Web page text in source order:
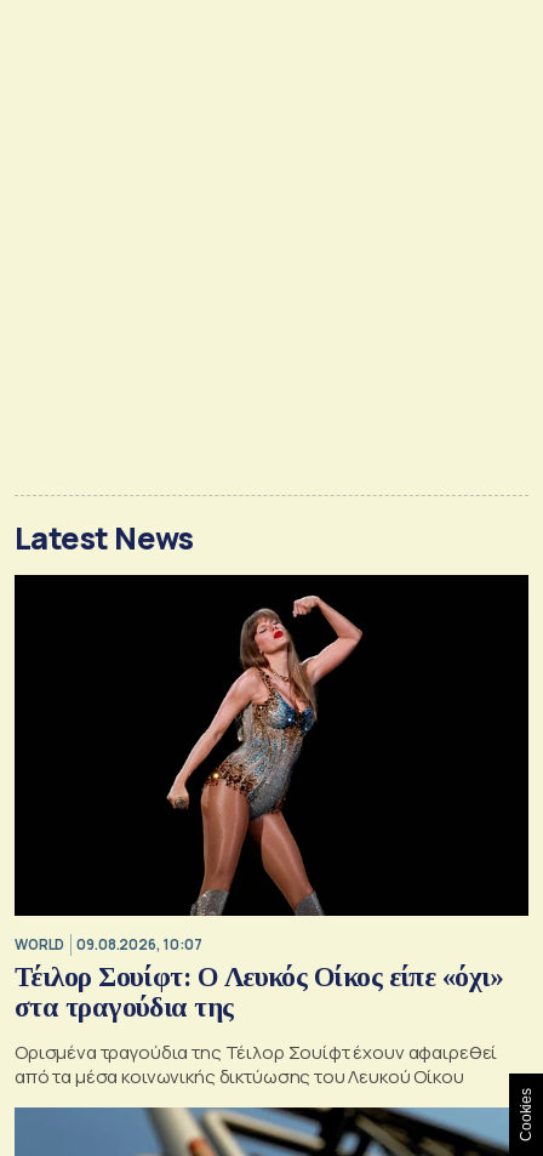
Latest News
WORLD 09.08.2026, 10:07
Τέιλορ Σουίφτ: Ο Λευκός Οίκος είπε «όχι»
στα τραγούδια της
Ορισμένα τραγούδια της Τέιλορ Σουίφτ έχουν αφαιρεθεί
από τα μέσα κοινωνικής δικτύωσης του Λευκού Οίκου
Cookies